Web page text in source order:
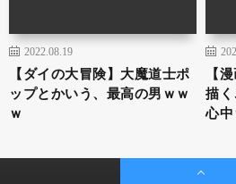
2022.08.19
【ダイの大冒険】大魔道士ポ
ップとかいう、最高の男ｗｗ
ｗ
【
描
心中